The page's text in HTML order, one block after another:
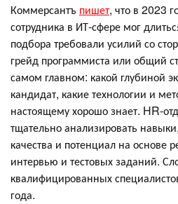
Коммерсантъ пишет, что в 2023
сотрудника в ИТ-сфере мог
подбора требовали усилий со
грейд программиста или общий
самом главном: какой глубиной
кандидат, какие технологии и
настоящему хорошо знает. HR-
тщательно анализировать
качества и потенциал на основе
интервью и тестовых заданий.
квалифицированных
года.